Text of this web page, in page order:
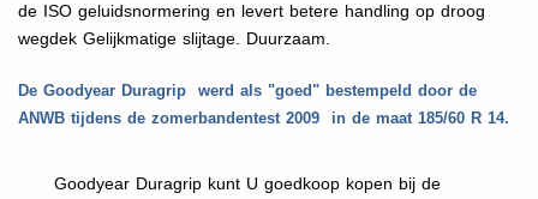
de ISO geluidsnormering en levert betere handling op droog
wegdek Gelijkmatige slijtage. Duurzaam.
De Goodyear Duragrip werd als "goed" bestempeld door de
ANWB tijdens de zomerbandentest 2009 in de maat 185/60 R 14.
Goodyear Duragrip kunt U goedkoop kopen bij de